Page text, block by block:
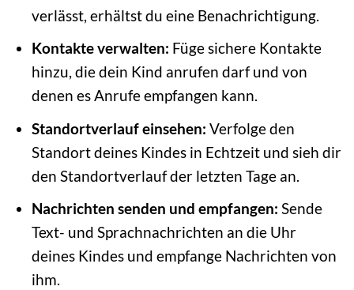
verlässt, erhältst du eine Benachrichtigung.
Kontakte verwalten: Füge sichere Kontakte
hinzu, die dein Kind anrufen darf und von
denen es Anrufe empfangen kann.
Standortverlauf einsehen: Verfolge den
Standort deines Kindes in Echtzeit und sieh dir
den Standortverlauf der letzten Tage an.
Nachrichten senden und empfangen: Sende
Text- und Sprachnachrichten an die Uhr
deines Kindes und empfange Nachrichten von
ihm.